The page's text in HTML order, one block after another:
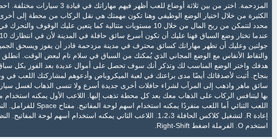
المزدحمة. اختر من بين ثلاثة أوضاع للعب أظهر فيهم
الكثيرة من خلال اختيار الوضع الوظيفي وهنا تكون مهمتك هي نقل الركاب من محطة إلى
محدد لتتمكن من ربح المال من خلال 10 مستويات متتالية كما يتعين عليك الوقوف
جولتين وعليك أن تظهر مهاراتك كسائق محترف في مدينة مزدحمة قادر أن يفوز ويسحق
والتقاط الأنفاس مع الوضع المجاني الذي يُمكنك من السباق في سلام تام لبعض الوقت. انطلق
هدفك واختر الوضع المناسب لك وتذكر أنك سوف تحصل على أموال عديدة بعد الفوز بكل
بنجاح. أثبت لأصدقائك أيضًا مدى براعتك في لعبة الميكروباص وأدعوهم لمشاركتك اللعب في
سائق ماهر واذهب إلى المرآب لشراء حافلات أخرى جديدة أسرع ولا تنسى الذهاب لغسل
استخدم O. الفرملة اضغط Right-Shift.